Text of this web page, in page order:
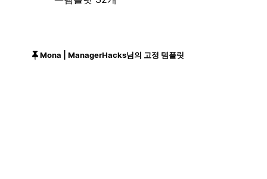
Mona | ManagerHacks님의 고정 템플릿